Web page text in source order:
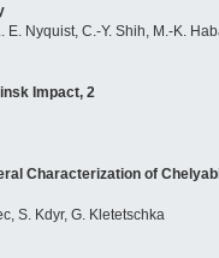
E. Nyquist, C.-Y. Shih, M.-K.
Impact, 2
Characterization of
S. Kdyr, G. Kletetschka